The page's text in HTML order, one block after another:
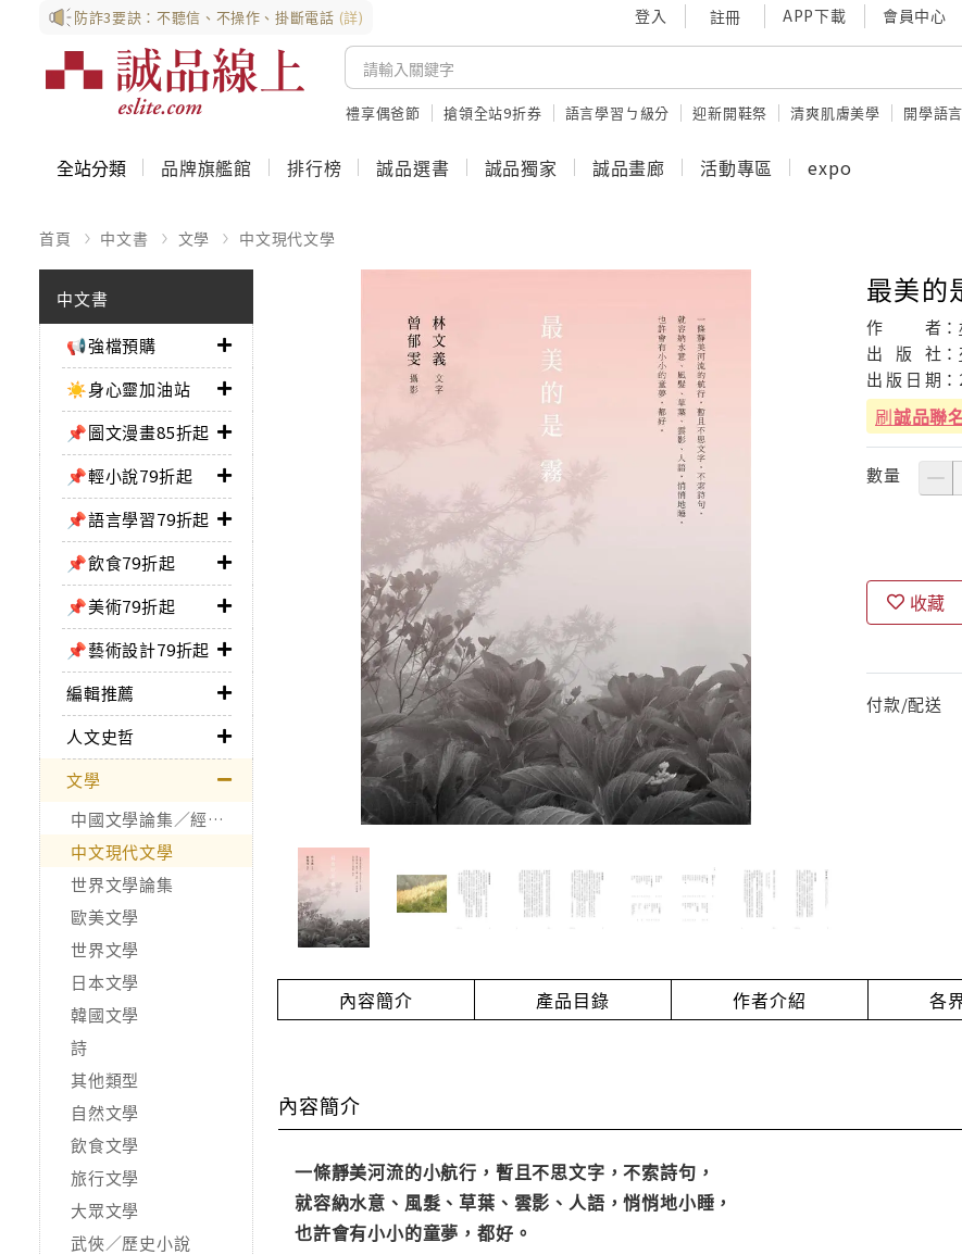
防詐3要訣：不聽信、不操作、掛斷電話 (詳) 登入 註冊 APP下載 會員中心
禮享偶爸節 搶領全站9折券 語言學習ㄅ級分 迎新開鞋祭 清爽肌膚美學 開學語
全站分類 品牌旗艦館 排行榜 誠品選書 誠品獨家 誠品畫廊 活動專區 expo
首頁 中文書 文學 中文現代文學
中文書
📢強檔預購
☀️身心靈加油站
📌圖文漫畫85折起
📌輕小說79折起
📌語言學習79折起
📌飲食79折起
📌美術79折起
📌藝術設計79折起
編輯推薦
人文史哲
文學
中國文學論集／經典作品
中文現代文學
世界文學論集
歐美文學
世界文學
日本文學
韓國文學
詩
其他類型
自然文學
飲食文學
旅行文學
大眾文學
武俠／歷史小說
最美的
作 者：
出
版 社：
出 版 日 期：
刷誠品聯
數量
收藏
付款/配送
內容簡介 產品目錄 作者介紹 各
內容簡介
一條靜美河流的小航行，暫且不思文字，不索詩句，
就容納水意、風髮、草葉、雲影、人語，悄悄地小睡，
也許會有小小的童夢，都好。